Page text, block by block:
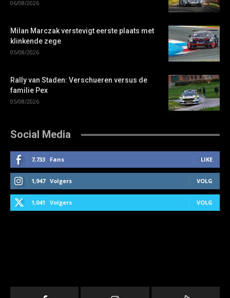
06/08/2026
Milan Marczak verstevigt eerste plaats met
klinkende zege
05/08/2026
Rally van Staden: Verschueren versus de
familie Pex
05/08/2026
Social Media
7,733 Fans LIKE
1,947 Volgers VOLG
1,041 Volgers VOLG